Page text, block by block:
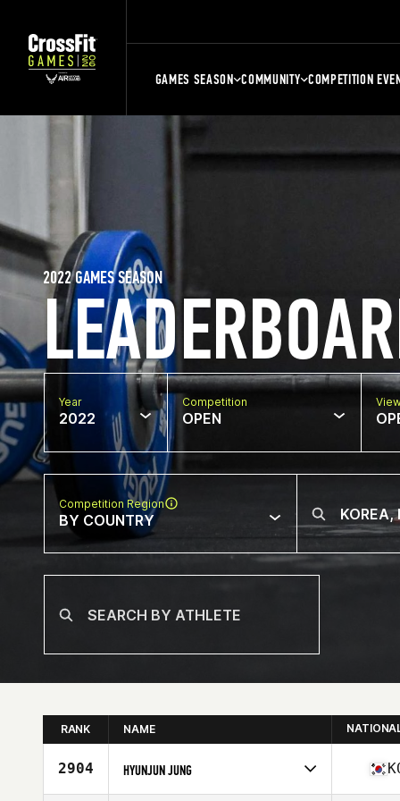
GAMES SEASON COMMUNITY COMPETITION
2022 GAMES SEASON
Year
2022
Competition
OPEN
Competition Region
BY COUNTRY
RANK NAME
2904 HYUNJUN JUNG